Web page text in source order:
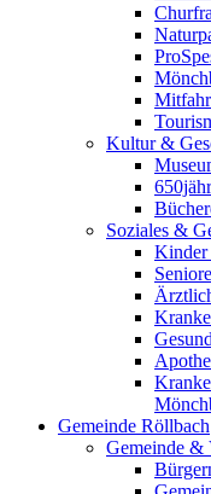
Kultur &
Soziales &
Kinder
Gemeinde Röllbach
Gemeinde &